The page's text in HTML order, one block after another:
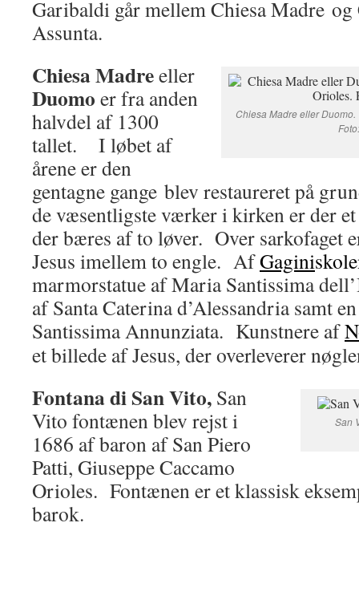
Garibaldi går mellem Chiesa Madre og
Assunta.
Chiesa Madre eller
Chiesa Madreeller
Duomo er fra anden
halvdel af 1300
tallet. I løbet af
årene er den
gentagne gange blev restaureret på
de væsentligste værker i kirken er der
der bæres af to løver. Over sarkofaget
Jesus imellem to engle. AfGagini
marmorstatue af Maria Santissima
af Santa Caterina d’Alessandria samt
Santissima Annunziata. Kunstnere af
et billede af Jesus, der overleverer
San
Fontana di San Vito, San
Vito fontænen blev rejst i
1686 af baron af San Piero
Patti, Giuseppe Caccamo
Orioles. Fontænen er et klassisk
barok.